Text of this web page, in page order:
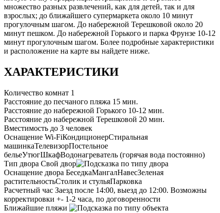
множество разных развлечений, как для детей, так и для
взрослых; до ближайшего супермаркета около 10 минут
прогулочным шагом. До набережной Терешковой около 20
минут пешком. До набережной Горького и парка Фрунзе 10-12
минут прогулочным шагом. Более подробные характеристики
и расположение на карте вы найдете ниже.
ХАРАКТЕРИСТИКИ
Количество комнат 1
Расстояние до песчаного пляжа 15 мин.
Расстояние до набережной Горького 10-12 мин.
Расстояние до набережной Терешковой 20 мин.
Вместимость до 3 человек
Оснащение Wi-FiКондиционерСтиральная
машинкаТелевизорПостельное
бельеУтюгШкафВодонагреватель (горячая вода постоянно)
Тип двора Свой двор
Оснащение двора БеседкаМангалНавесЗеленая
растительностьСтолик и стульяПарковка
Расчетный час Заезд после 14:00, выезд до 12:00. Возможны
корректировки +- 1-2 часа, по договоренности
Ближайшие пляжи